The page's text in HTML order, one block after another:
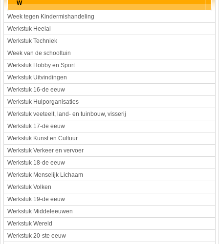
W
Week tegen Kindermishandeling
Werkstuk Heelal
Werkstuk Techniek
Week van de schooltuin
Werkstuk Hobby en Sport
Werkstuk Uitvindingen
Werkstuk 16-de eeuw
Werkstuk Hulporganisaties
Werkstuk veeteelt, land- en tuinbouw, visserij
Werkstuk 17-de eeuw
Werkstuk Kunst en Cultuur
Werkstuk Verkeer en vervoer
Werkstuk 18-de eeuw
Werkstuk Menselijk Lichaam
Werkstuk Volken
Werkstuk 19-de eeuw
Werkstuk Middeleeuwen
Werkstuk Wereld
Werkstuk 20-ste eeuw